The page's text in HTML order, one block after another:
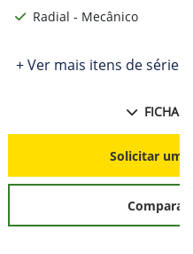
Radial - Mecânico
+ Ver mais itens de série
FICHA
Solicitar
Comparar